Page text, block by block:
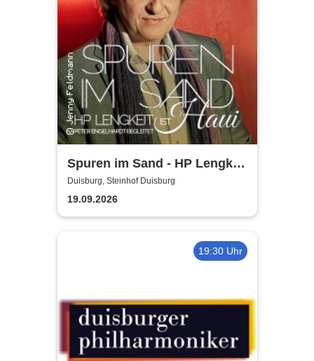
Spuren im Sand - HP Lengkeit
IST Haui
Duisburg, Steinhof Duisburg
19.09.2026
19:30 Uhr